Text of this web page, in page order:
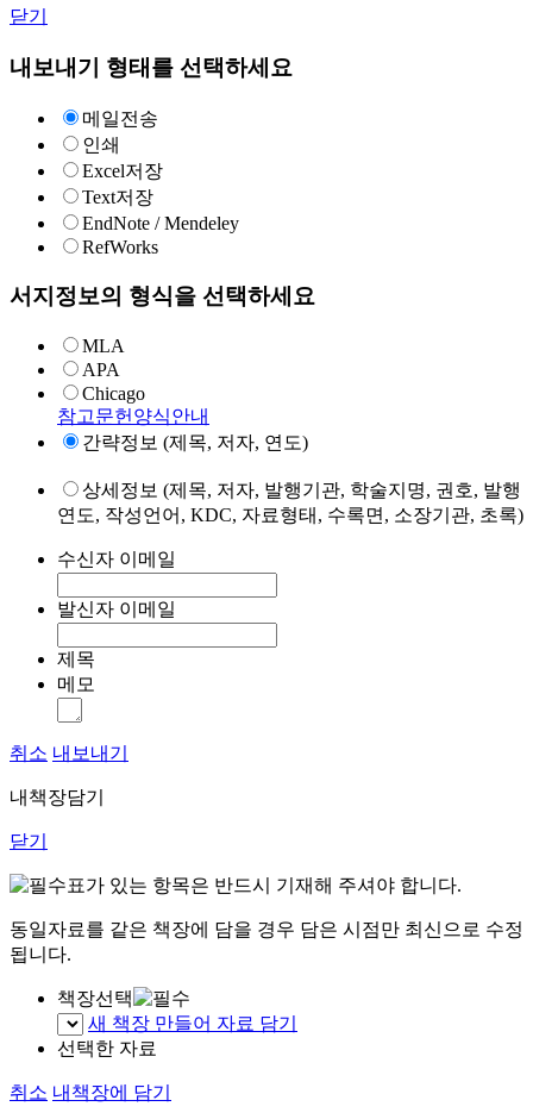
닫기
내보내기 형태를 선택하세요
메일전송
인쇄
Excel저장
Text저장
EndNote / Mendeley
RefWorks
서지정보의 형식을 선택하세요
MLA
APA
Chicago
참고문헌양식안내
간략정보 (제목, 저자, 연도)
상세정보 (제목, 저자, 발행기관, 학술지명, 권호, 발행
연도, 작성언어, KDC, 자료형태, 수록면, 소장기관, 초록)
수신자 이메일
발신자 이메일
제목
메모
취소 내보내기
내책장담기
닫기
표가 있는 항목은 반드시 기재해 주셔야 합니다.
동일자료를 같은 책장에 담을 경우 담은 시점만 최신으로 수정
됩니다.
책장선택
새 책장 만들어 자료 담기
선택한 자료
취소 내책장에 담기